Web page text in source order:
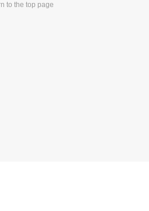
to the top page